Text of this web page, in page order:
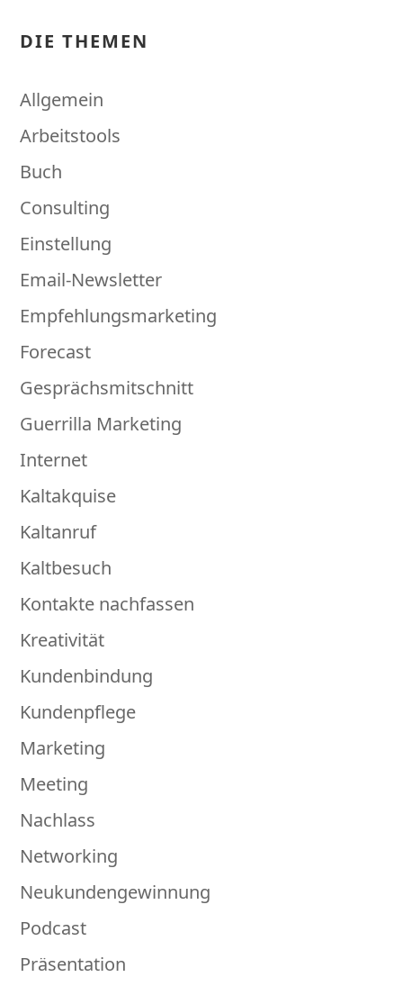
DIE THEMEN
Allgemein
Arbeitstools
Buch
Consulting
Einstellung
Email-Newsletter
Empfehlungsmarketing
Forecast
Gesprächsmitschnitt
Guerrilla Marketing
Internet
Kaltakquise
Kaltanruf
Kaltbesuch
Kontakte nachfassen
Kreativität
Kundenbindung
Kundenpflege
Marketing
Meeting
Nachlass
Networking
Neukundengewinnung
Podcast
Präsentation